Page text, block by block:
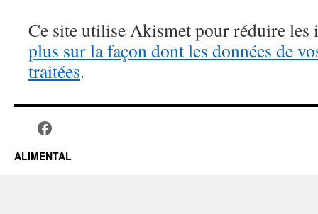
Ce site utilise Akismet pour réduire les
plus sur la façon dont les données de
traitées.
ALIMENTAL